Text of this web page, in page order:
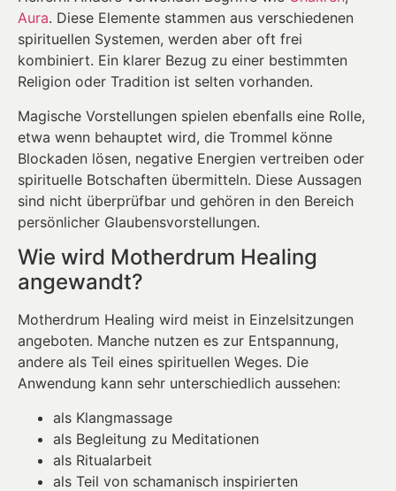
Aura. Diese Elemente stammen aus verschiedenen
spirituellen Systemen, werden aber oft frei
kombiniert. Ein klarer Bezug zu einer bestimmten
Religion oder Tradition ist selten vorhanden.
Magische Vorstellungen spielen ebenfalls eine Rolle,
etwa wenn behauptet wird, die Trommel könne
Blockaden lösen, negative Energien vertreiben oder
spirituelle Botschaften übermitteln. Diese Aussagen
sind nicht überprüfbar und gehören in den Bereich
persönlicher Glaubensvorstellungen.
Wie wird Motherdrum Healing
angewandt?
Motherdrum Healing wird meist in Einzelsitzungen
angeboten. Manche nutzen es zur Entspannung,
andere als Teil eines spirituellen Weges. Die
Anwendung kann sehr unterschiedlich aussehen:
als Klangmassage
als Begleitung zu Meditationen
als Ritualarbeit
als Teil von schamanisch inspirierten